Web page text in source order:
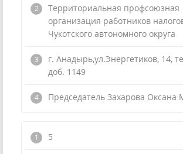
Территориальная профсоюзная
организация работников
Чукотского автономного округа
г. Анадырь,ул.Энергетиков, 14,
доб. 1149
Председатель Захарова Оксана
5